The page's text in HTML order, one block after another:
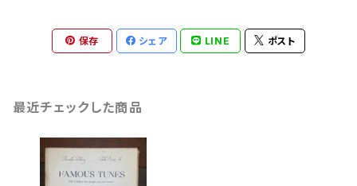
保存 シェア LINE ポスト
最近チェックした商品